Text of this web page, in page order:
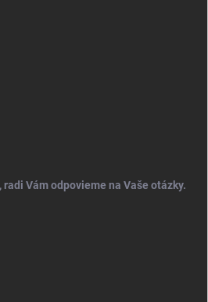
Vám odpovieme na Vaše otázky.